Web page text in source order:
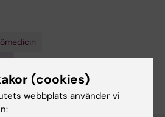
(cookies)
webbplats använder vi